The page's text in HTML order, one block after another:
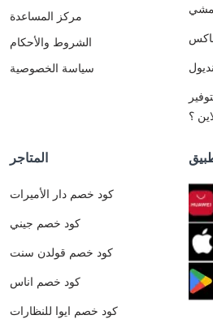
مركز المساعدة
الشروط والأحكام
سياسة الخصوصية
؟
المتاجر
كود خصم دار الأميرات
كود خصم جيني
كود خصم قولدن سنت
كود خصم اناس
كود خصم ايوا للنظارات